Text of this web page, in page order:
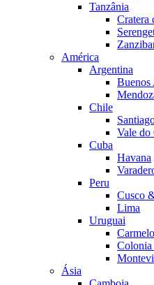
Tanzânia
Cratera
América
Argentina
Buenos
Chile
Vale do
Cuba
Havana
Peru
Cusco
Lima
Uruguai
Carmelo
Colonia
Ásia